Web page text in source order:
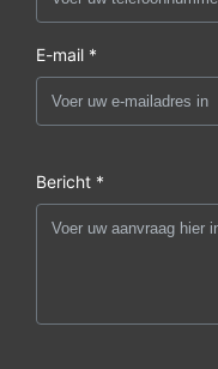
E-mail *
Bericht *